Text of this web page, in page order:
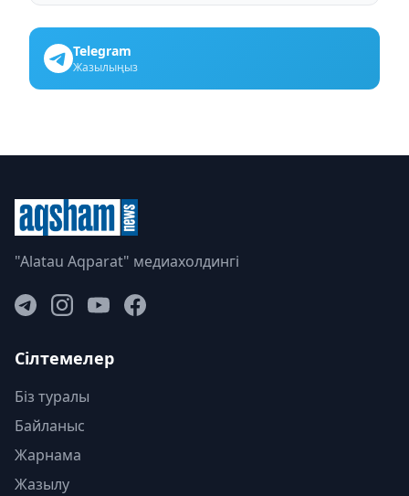
Telegram
Жазылыңыз
"Alatau Aqparat" медиахолдингі
Сілтемелер
Біз туралы
Байланыс
Жарнама
Жазылу